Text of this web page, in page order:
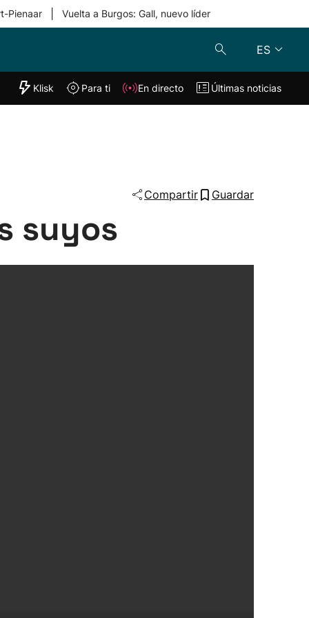
Pienaar Vuelta a Burgos: Gall, nuevo líder
ES
"Helmuga"
Klisk En directo
Klisk Para ti En directo Últimas noticias
Compartir Guardar
suyos